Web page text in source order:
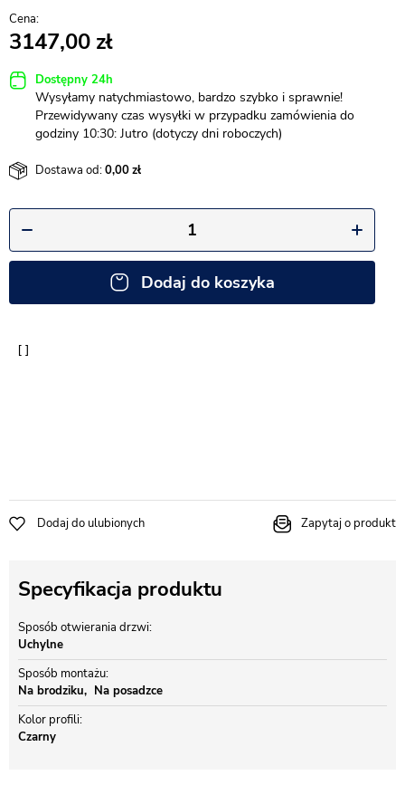
3147,00
Dostępny 24h
Wysyłamy natychmiastowo, bardzo szybko i sprawnie!
Przewidywany czas wysyłki w przypadku zamówienia do
godziny 10:30: Jutro (dotyczy dni roboczych)
Dostawa od:0,00
Dodaj do koszyka
Dodaj do ulubionych Zapytaj o produkt
Specyfikacja produktu
Sposób otwierania drzwi
Uchylne
Sposób montażu
Na brodziku
Na posadzce
Kolor profili
Czarny